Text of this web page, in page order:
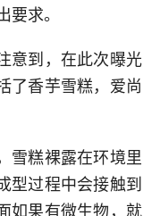
求。
意到，在此次曝光
了香芋雪糕，爱尚
雪糕裸露在环境里
型过程中会接触到
如果有微生物，就